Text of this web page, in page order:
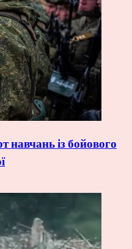
навчань із бойового